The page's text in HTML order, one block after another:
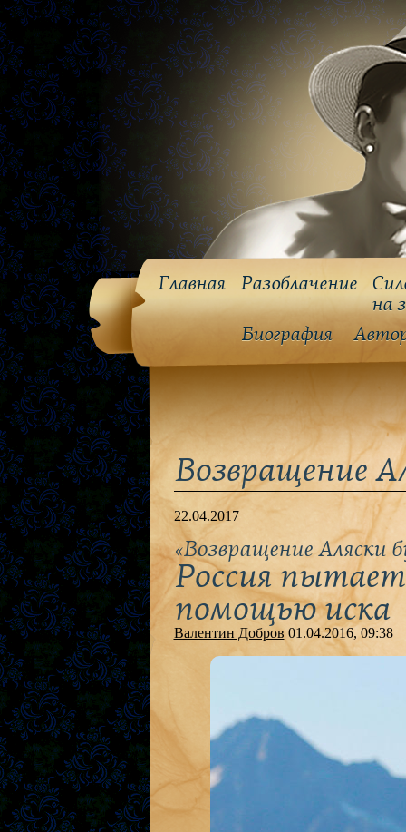
Главная Разоблачение
на
Биография
Возвращение
22.04.2017
«Возвращение Аляски
Россия
помощью иска
Валентин Добров 01.04.2016, 09:38